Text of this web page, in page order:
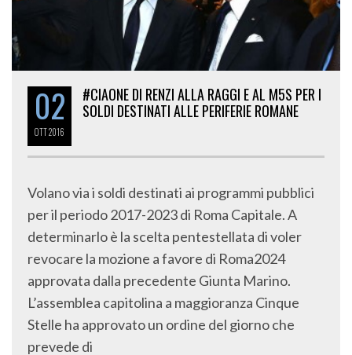
02
OTT 2016
SOLDI DESTINATI ALLE PERIFERIE ROMANE
per il periodo 2017-2023 di Roma Capitale. A
determinarlo è la scelta pentestellata di voler
revocare la mozione a favore di Roma2024
approvata dalla precedente Giunta Marino.
L’assemblea capitolina a maggioranza Cinque
Stelle ha approvato un ordine del giorno che
prevede di